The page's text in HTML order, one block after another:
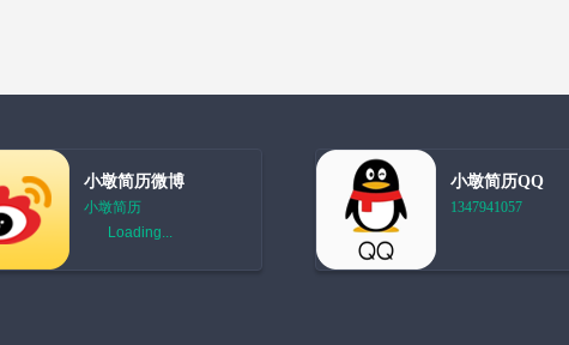
小墩简历微博
小墩简历
Loading...
小墩简历QQ
1347941057